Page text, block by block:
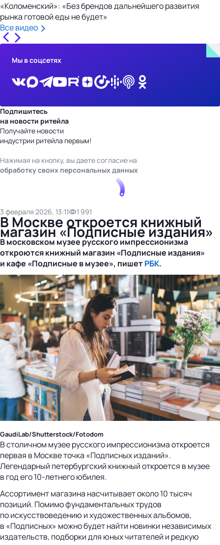
«Коломенский»: «Без брендов дальнейшего развития
рынка готовой еды не будет»
Все видео
Мы в соцсетях
Подпишитесь
на новости ритейла
Получайте новости
индустрии ритейла первым!
Нажимая на кнопку, вы даете согласие на
обработку своих персональных данных
3 февраля 2026, 13:11 1 991
В Москве откроется книжный
магазин «Подписные издания»
В московском музее русского импрессионизма
откроются книжный магазин «Подписные издания»
и кафе «Подписные в музее», пишетРБК.
GaudiLab/Shutterstock/Fotodom
В столичном музее русского импрессионизма откроется
первая в Москве точка «Подписных изданий».
Легендарный петербургский книжный откроется в музее
в год его 10-летнего юбилея.
Ассортимент магазина насчитывает около 10 тысяч
позиций. Помимо фундаментальных трудов
по искусствоведению и художественных альбомов,
в «Подписных» можно будет найти новинки независимых
издательств, подборки для юных читателей и редкую